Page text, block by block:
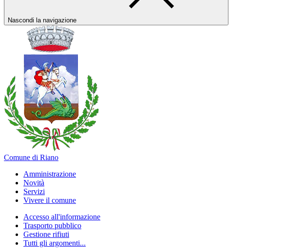
Nascondi la navigazione
Comune di Riano
Amministrazione
Novità
Servizi
Vivere il comune
Accesso all'informazione
Trasporto pubblico
Gestione rifiuti
Tutti gli argomenti...